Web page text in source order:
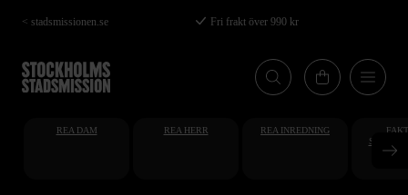
Hoppa
till
huvudinnehåll
< stadsmissionen.se Fri frakt över 990 kr
REA DAM REA HERR REA INREDNING